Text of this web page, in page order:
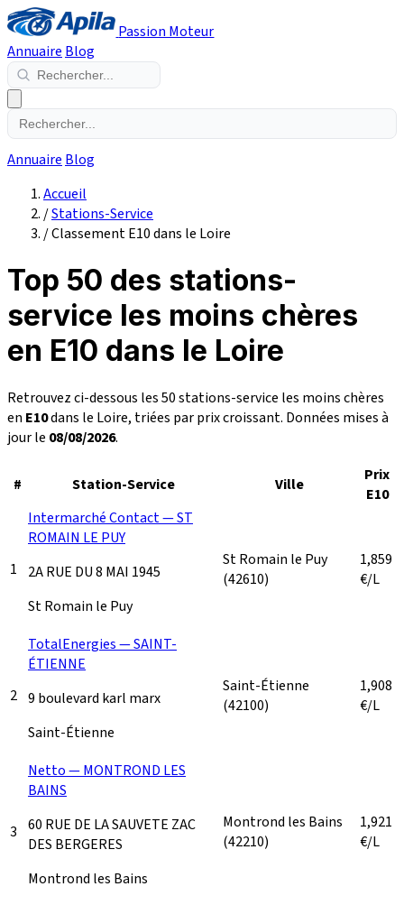
Passion Moteur
Annuaire Blog
Annuaire Blog
Accueil
/Stations-Service
/Classement E10 dans le Loire
Top 50 des stations-
service les moins chères
en E10 dans le Loire
Retrouvez ci-dessous les 50 stations-service les moins chères
en E10dans le Loire, triées par prix croissant. Données mises à
jour le 08/08/2026.
# Station-Service Ville
Prix
E10
1
Intermarché Contact — ST
ROMAIN LE PUY
2A RUE DU 8 MAI 1945
St Romain le Puy
St Romain le Puy
(42610)
1,859
€/L
2
TotalEnergies — SAINT-
ÉTIENNE
9 boulevard karl marx
Saint-Étienne
Saint-Étienne
(42100)
1,908
€/L
3
Netto — MONTROND LES
BAINS
60 RUE DE LA SAUVETE ZAC
DES BERGERES
Montrond les Bains
Montrond les Bains
(42210)
1,921
€/L